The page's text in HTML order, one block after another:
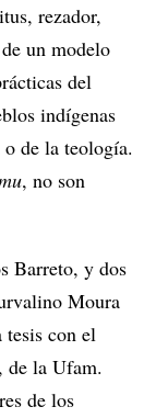
rezador,
un modelo
del
indígenas
de la teología.
, no son
Barreto, y dos
Moura
con el
de la Ufam.
de los